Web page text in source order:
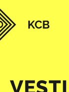
VESTI